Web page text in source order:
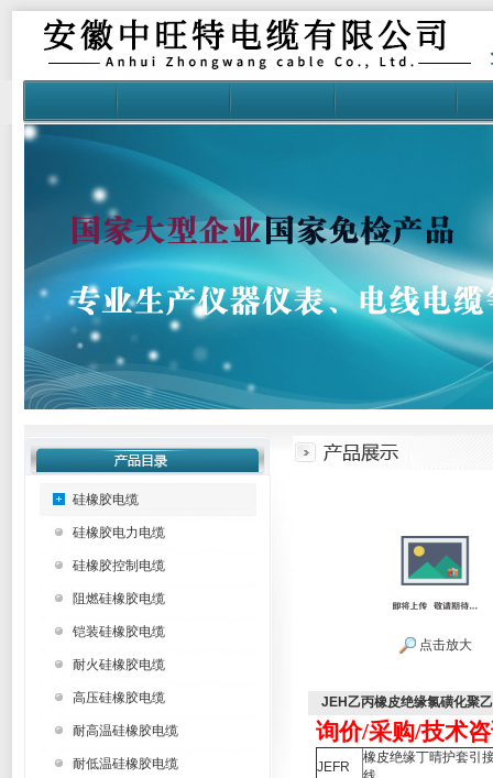
硅橡胶电缆
硅橡胶电力电缆
硅橡胶控制电缆
阻燃硅橡胶电缆
铠装硅橡胶电缆
耐火硅橡胶电缆
高压硅橡胶电缆
耐高温硅橡胶电缆
耐低温硅橡胶电缆
点击放大
JEH乙丙橡皮绝缘氯磺化聚
询价/采购/技术
JEFR
橡皮绝缘丁晴护套引